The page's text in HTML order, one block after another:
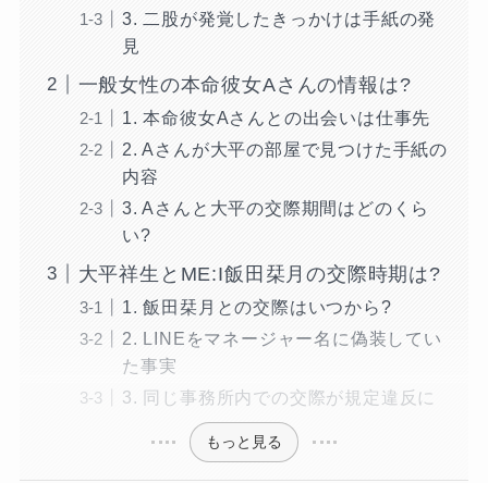
3. 二股が発覚したきっかけは手紙の発
見
一般女性の本命彼女Aさんの情報は?
1. 本命彼女Aさんとの出会いは仕事先
2. Aさんが大平の部屋で見つけた手紙の
内容
3. Aさんと大平の交際期間はどのくら
い?
大平祥生とME:I飯田栞月の交際時期は?
1. 飯田栞月との交際はいつから?
2. LINEをマネージャー名に偽装してい
た事実
3. 同じ事務所内での交際が規定違反に
もっと見る